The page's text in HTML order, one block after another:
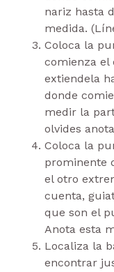
nariz hasta
medida.
Coloca la
comienza el
extiendela
donde
medir la
olvides
Coloca la
prominente
el otro
cuenta,
que son el
Anota esta
Localiza la
encontrar